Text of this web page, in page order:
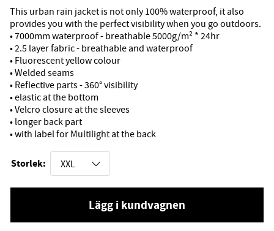
This urban rain jacket is not only 100% waterproof, it also
provides you with the perfect visibility when you go outdoors.
• 7000mm waterproof - breathable 5000g/m² * 24hr
• 2.5 layer fabric - breathable and waterproof
• Fluorescent yellow colour
• Welded seams
• Reflective parts - 360° visibility
• elastic at the bottom
• Velcro closure at the sleeves
• longer back part
• with label for Multilight at the back
Storlek:
Lägg i kundvagnen